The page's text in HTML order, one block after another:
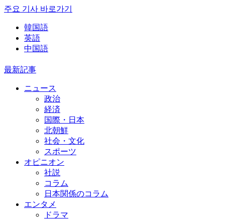
주요 기사 바로가기
韓国語
英語
中国語
最新記事
ニュース
政治
経済
国際・日本
北朝鮮
社会・文化
スポーツ
オピニオン
社説
コラム
日本関係のコラム
エンタメ
ドラマ